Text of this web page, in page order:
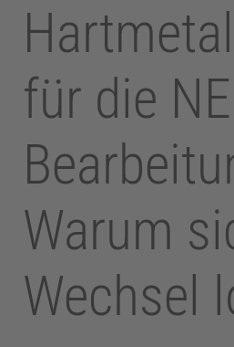
für die
Warum
Wechsel